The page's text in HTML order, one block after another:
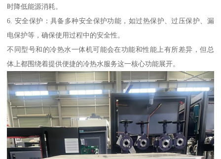
时降低能源消耗。
6. 安全保护：具备多种安全保护功能，如过热保护、过压保护、漏
电保护等，确保使用过程中的安全性。
不同型号和的冷热水一体机可能会在功能和性能上有所差异，但总
体上都围绕着提供便捷的冷热水服务这一核心功能展开。